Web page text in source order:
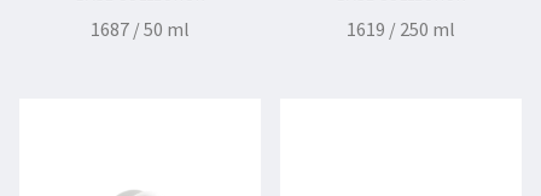
1687 / 50 ml 1619 / 250 ml